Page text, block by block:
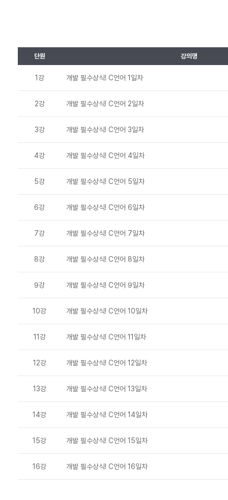
단원 강의명
1강 개발 필수상식! C언어 1일차
2강 개발 필수상식! C언어 2일차
3강 개발 필수상식! C언어 3일차
4강 개발 필수상식! C언어 4일차
5강 개발 필수상식! C언어 5일차
6강 개발 필수상식! C언어 6일차
7강 개발 필수상식! C언어 7일차
8강 개발 필수상식! C언어 8일차
9강 개발 필수상식! C언어 9일차
10강 개발 필수상식! C언어 10일차
11강 개발 필수상식! C언어 11일차
12강 개발 필수상식! C언어 12일차
13강 개발 필수상식! C언어 13일차
14강 개발 필수상식! C언어 14일차
15강 개발 필수상식! C언어 15일차
16강 개발 필수상식! C언어 16일차